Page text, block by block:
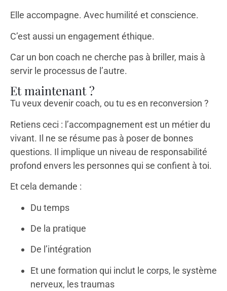
Elle accompagne. Avec humilité et conscience.
C’est aussi un engagement éthique.
Car un bon coach ne cherche pas à briller, mais à
servir le processus de l’autre.
Et maintenant ?
Tu veux devenir coach, ou tu es en reconversion ?
Retiens ceci : l’accompagnement est un métier du
vivant. Il ne se résume pas à poser de bonnes
questions. Il implique un niveau de responsabilité
profond envers les personnes qui se confient à toi.
Et cela demande :
Du temps
De la pratique
De l’intégration
Et une formation qui inclut le corps, le système
nerveux, les traumas